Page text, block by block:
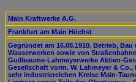
Main Kraftwerke A.G.
Frankfurt am Main Höchst
Gegründet am 16.08.1910. Betrieb,
Wasserwerken sowie von
Guilleaume-Lahmeyerwerke Aktien-
Gesellschaft vorm. W. Lahmeyer &
sehr industriereichen Kreise Main-